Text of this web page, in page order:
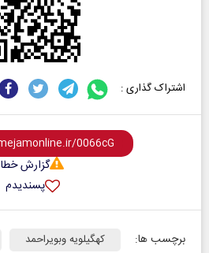
اشتراک گذاری :
گزارش خطا
پسندیدم
برچسب ها: کهگیلویه وبویراحمد